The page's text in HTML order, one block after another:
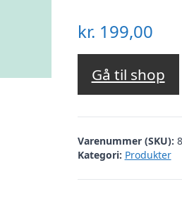
kr. 199,00
Gå til shop
Varenummer (SKU):
Kategori: Produkter